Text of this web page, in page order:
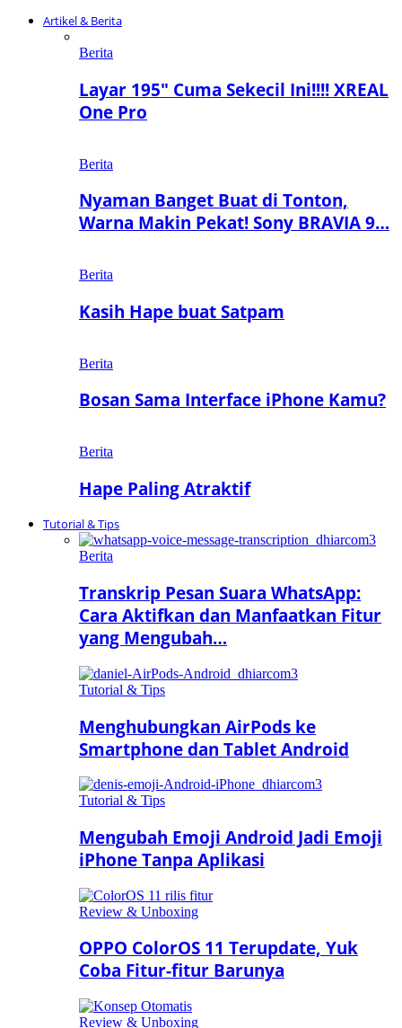
Artikel & Berita
Berita
Layar 195″ Cuma Sekecil Ini!!!! XREAL
One Pro
Berita
Nyaman Banget Buat di Tonton,
Warna Makin Pekat! Sony BRAVIA 9…
Berita
Kasih Hape buat Satpam
Berita
Bosan Sama Interface iPhone Kamu?
Berita
Hape Paling Atraktif
Tutorial & Tips
Berita
Transkrip Pesan Suara WhatsApp:
Cara Aktifkan dan Manfaatkan Fitur
yang Mengubah…
Tutorial & Tips
Menghubungkan AirPods ke
Smartphone dan Tablet Android
Tutorial & Tips
Mengubah Emoji Android Jadi Emoji
iPhone Tanpa Aplikasi
Review & Unboxing
OPPO ColorOS 11 Terupdate, Yuk
Coba Fitur-fitur Barunya
Review & Unboxing